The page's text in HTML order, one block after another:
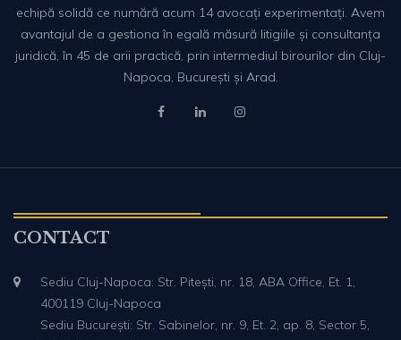
echipă solidă ce numără acum 14 avocați experimentați. Avem
avantajul de a gestiona în egală măsură litigiile și consultanța
juridică, în 45 de arii practică, prin intermediul birourilor din Cluj-
Napoca, București și Arad.
CONTACT
Sediu Cluj-Napoca: Str. Pitești, nr. 18, ABA Office, Et. 1,
400119 Cluj-Napoca
Sediu București: Str. Sabinelor, nr. 9, Et. 2, ap. 8, Sector 5,